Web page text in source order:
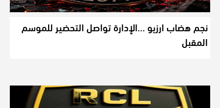
نجم هضاب ارزيو …الإدارة تواصل التحضير للموسم
المقبل